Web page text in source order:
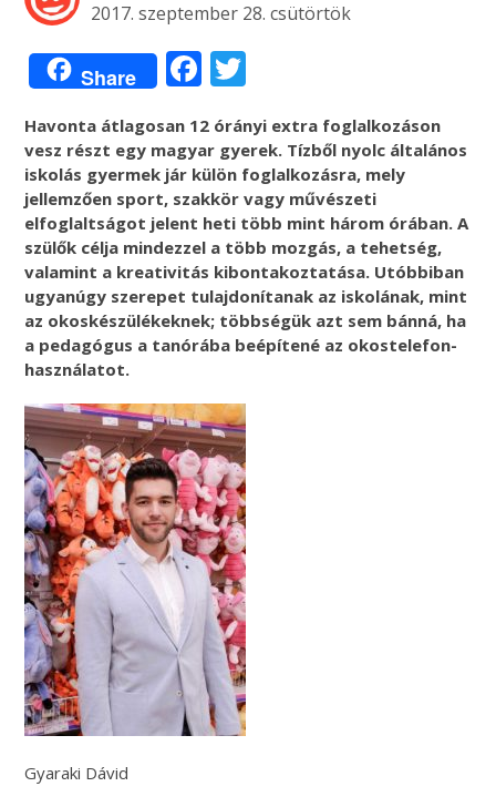
2017. szeptember 28. csütörtök
Share Facebook
Havonta átlagosan 12 órányi extra foglalkozáson
vesz részt egy magyar gyerek. Tízből nyolc általános
iskolás gyermek jár külön foglalkozásra, mely
jellemzően sport, szakkör vagy művészeti
elfoglaltságot jelent heti több mint három órában. A
szülők célja mindezzel a több mozgás, a tehetség,
valamint a kreativitás kibontakoztatása. Utóbbiban
ugyanúgy szerepet tulajdonítanak az iskolának, mint
az okoskészülékeknek; többségük azt sem bánná, ha
a pedagógus a tanórába beépítené az okostelefon-
használatot.
Gyaraki Dávid